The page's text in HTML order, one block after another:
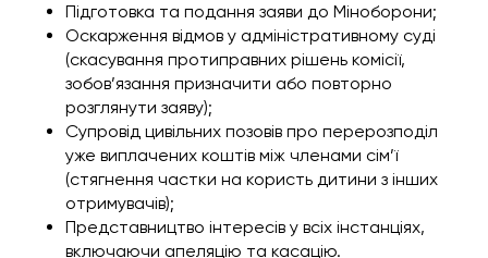
Підготовка та подання заяви до Міноборони;
Оскарження відмов у адміністративному суді
(скасування протиправних рішень комісії,
зобов’язання призначити або повторно
розглянути заяву);
Супровід цивільних позовів про перерозподіл
уже виплачених коштів між членами сім’ї
(стягнення частки на користь дитини з інших
отримувачів);
Представництво інтересів у всіх інстанціях,
включаючи апеляцію та касацію.